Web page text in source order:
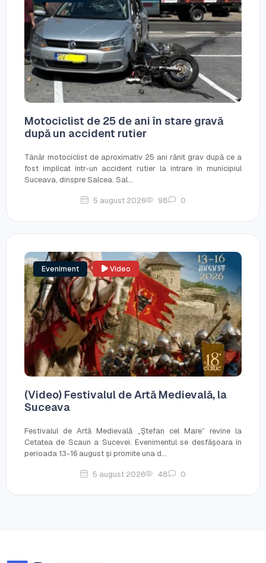
Motociclist de 25 de ani în stare gravă
după un accident rutier
Tânăr motociclist de aproximativ 25 ani rănit grav după ce a
fost implicat într-un accident rutier la intrare în municipiul
Suceava, dinspre Salcea. Sal...
5 august 2026 98 0
Eveniment Video
(Video) Festivalul de Artă Medievală, la
Suceava
Festivalul de Artă Medievală „Ștefan cel Mare” revine la
Cetatea de Scaun a Sucevei. Evenimentul se desfășoara în
perioada 13-16 august și promite una d...
5 august 2026 48 0